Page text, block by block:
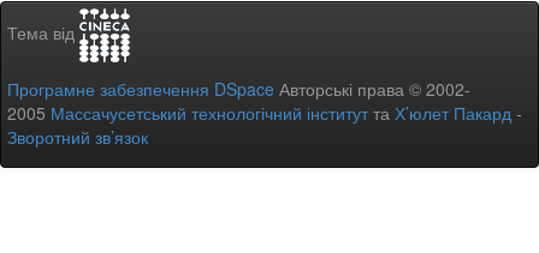
Тема від
Програмне забезпечення DSpace Авторські права © 2002-
2005 Массачусетський технологічний інститутта Х’юлет Пакард -
Зворотний зв’язок